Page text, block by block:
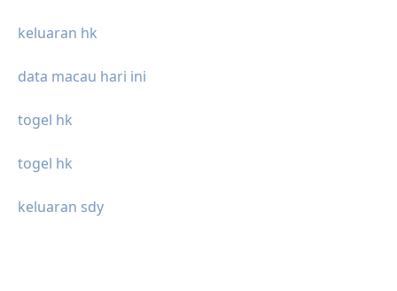
keluaran hk
data macau hari ini
togel hk
togel hk
keluaran sdy